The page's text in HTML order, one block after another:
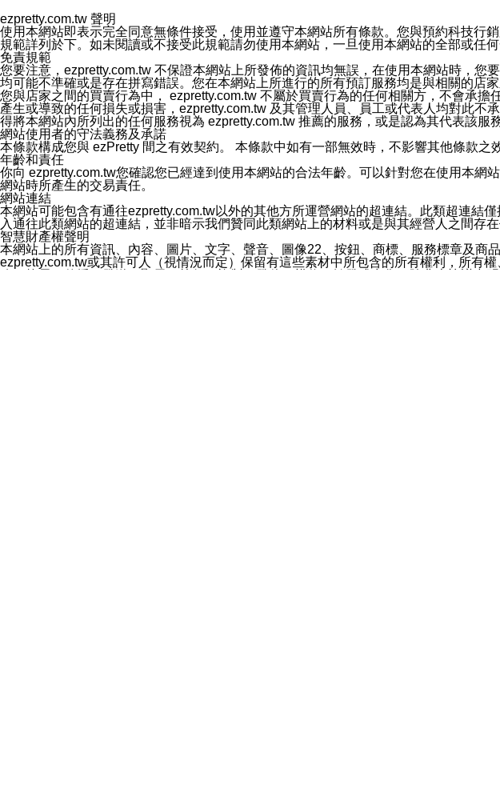
您同意本公司網站，透過您所提供的郵件地址與您取得聯絡並傳送或宣傳本網站各
停止接收這些資料或電子郵件。
十五、訊息通知
本公司/本服務將以通知型訊息傳送重要訊息給您。即使未加入本公司/本服務好友，
本公司/本服務傳送之通知型訊息以對您有效且重要的訊息為限，以廣告或其他目的
1.LINE 帳號設定的電話號碼與本公司/本服務所傳來的電話號碼比對相符。
2.該 LINE 帳號已在 LINE APP 設定中，同意接收通知型訊息。
3.LINE 帳號未封鎖傳送訊息之 LINE 官方帳號。
欲變更通知型訊息的設定，操作如下：
1.點選「主頁」＞「設定」
2.點選「隱私設定」
3.點選「提供使用資料」
4.點選「LINE通知型訊息」
5.開關「接收LINE通知型訊息」
❗️關閉「接收通知型訊息」後，將不會接收到來自任何企業官方帳號或認證官方帳號的
ezpretty.com.tw 聲明
使用本網站即表示完全同意無條件接受，使用並遵守本網站所有條款。您與預約科技行
規範詳列於下。如未閱讀或不接受此規範請勿使用本網站，一旦使用本網站的全部或任
免責規範
您要注意，ezpretty.com.tw 不保證本網站上所發佈的資訊均無誤，在使用本網站時，
均可能不準確或是存在拼寫錯誤。您在本網站上所進行的所有預訂服務均是與相關的店
您與店家之間的買賣行為中， ezpretty.com.tw 不屬於買賣行為的任何相關方，不會承
產生或導致的任何損失或損害，ezpretty.com.tw 及其管理人員、員工或代表人均對此
得將本網站內所列出的任何服務視為 ezpretty.com.tw 推薦的服務，或是認為其代表該
網站使用者的守法義務及承諾
本條款構成您與 ezPretty 間之有效契約。 本條款中如有一部無效時，不影響其他條款
年齡和責任
你向 ezpretty.com.tw您確認您已經達到使用本網站的合法年齡。可以針對您在使用本
網站時所產生的交易責任。
網站連結
本網站可能包含有通往ezpretty.com.tw以外的其他方所運營網站的超連結。此類超連結
入通往此類網站的超連結，並非暗示我們贊同此類網站上的材料或是與其經營人之間存在
智慧財產權聲明
本網站上的所有資訊、內容、圖片、文字、聲音、圖像22、按鈕、商標、服務標章及商
ezpretty.com.tw或其許可人（視情況而定）保留有這些素材中所包含的所有權利，所有